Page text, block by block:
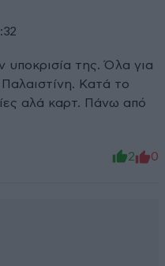
υποκρισία της. Όλα για
Κατά το
αλά καρτ. Πάνω από
2 0